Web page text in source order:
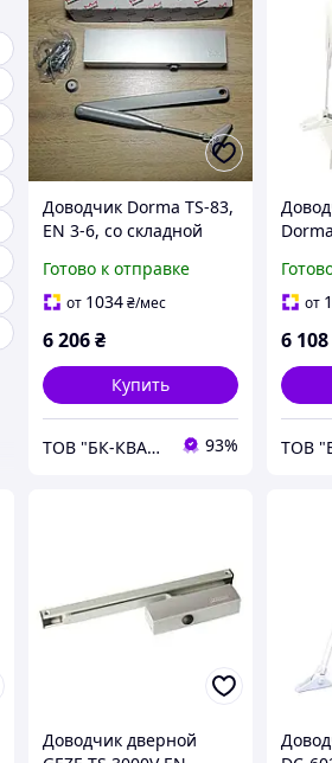
Доводчик Dorma TS-83,
EN 3-6, со складной
Готово к отправке
от 1034₴/мес
6 206₴
Купить
ТОВ "БК-КВАЛІТЄТ" 93%
от
6 108
Доводчик дверной